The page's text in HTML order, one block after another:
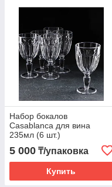
Набор бокалов
Casablanca для вина
235мл (6 шт.)
5 000 ₸/упаковка
Купить